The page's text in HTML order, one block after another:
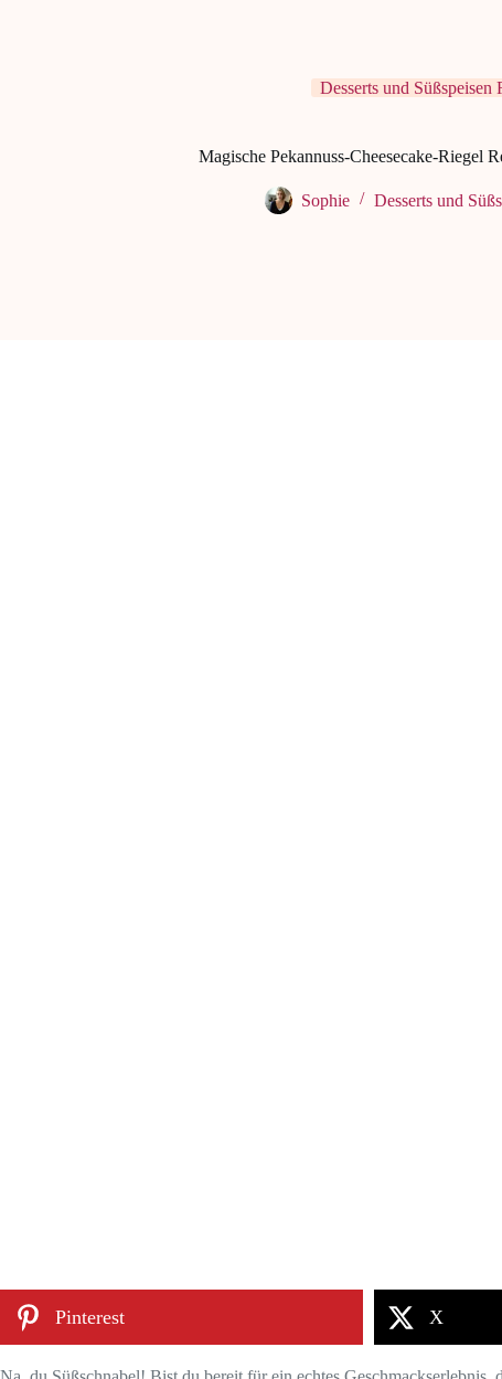
Desserts und Süßspeisen
Magische Pekannuss-Cheesecake-Riegel
Sophie Desserts und
Pinterest X